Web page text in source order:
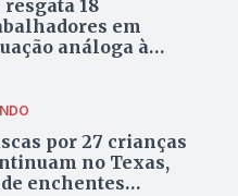
resgata 18
em
análoga à
por 27 crianças
no Texas,
enchentes